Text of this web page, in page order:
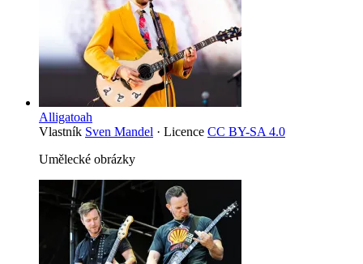
Alligatoah
Vlastník Sven Mandel · Licence CC BY-SA 4.0
Umělecké obrázky